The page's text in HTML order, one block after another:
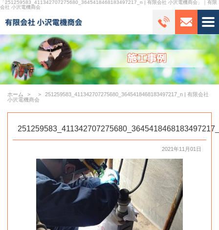
「251259583_411342707275680_3645418468183497217_n | 有限会社 小沢電機商会」｜有限
会社 小沢電機商会
ホーム
251259583_411342707275680_3645418468183497217_n | 有限会社
小沢電機商会
2021年11月01日